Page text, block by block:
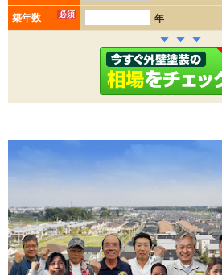
築年数 必須 年